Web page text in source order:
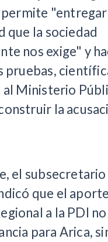
"entregar
que la sociedad
nos exige" y
pruebas,
al Ministerio
la
el
que el
a la PDI
para Arica,